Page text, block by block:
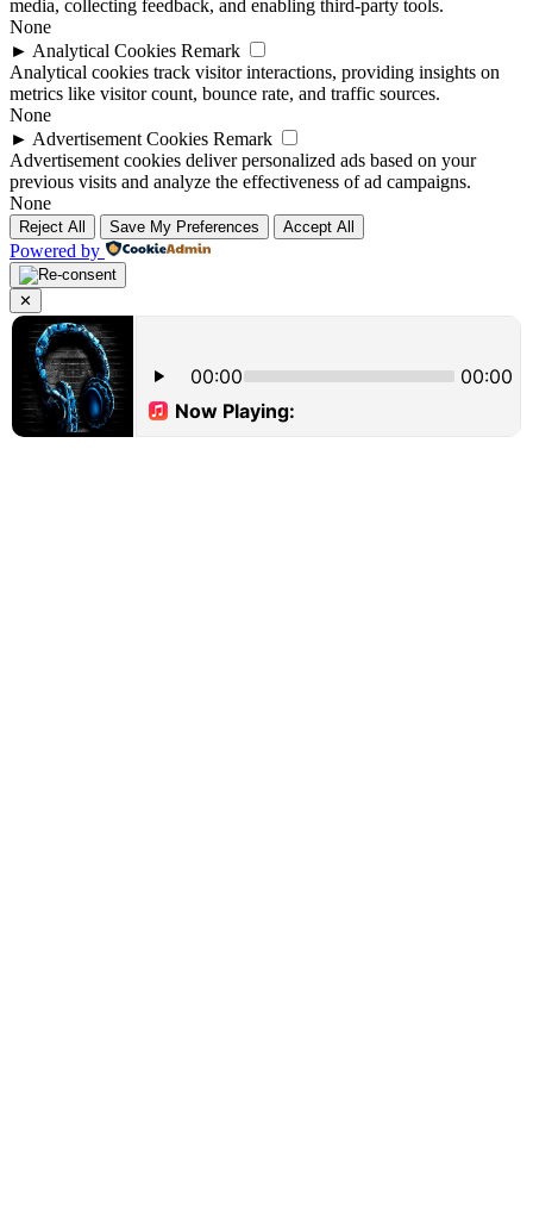
media, collecting feedback, and enabling third-party tools.
None
► Analytical Cookies Remark
Analytical cookies track visitor interactions, providing insights on
metrics like visitor count, bounce rate, and traffic sources.
None
► Advertisement Cookies Remark
Advertisement cookies deliver personalized ads based on your
previous visits and analyze the effectiveness of ad campaigns.
None
Reject All Save My Preferences Accept All
Powered by
✕